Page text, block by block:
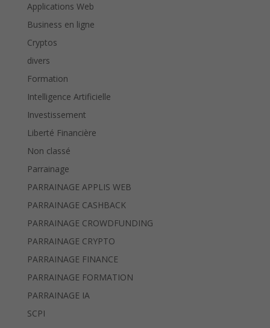
Applications Web
Business en ligne
Cryptos
divers
Formation
Intelligence Artificielle
Investissement
Liberté Financière
Non classé
Parrainage
PARRAINAGE APPLIS WEB
PARRAINAGE CASHBACK
PARRAINAGE CROWDFUNDING
PARRAINAGE CRYPTO
PARRAINAGE FINANCE
PARRAINAGE FORMATION
PARRAINAGE IA
SCPI